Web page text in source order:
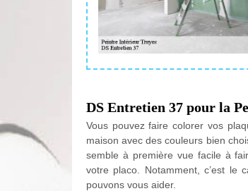
DS Entretien 37 pour la
Vous pouvez faire colorer vos
maison avec des couleurs bien
semble à première vue facile à
votre placo. Notamment, c’est le
pouvons vous aider.